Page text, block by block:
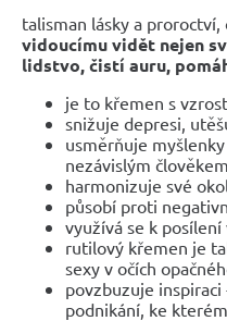
talisman lásky a
vidoucímu vidět nejen
lidstvo,čistí auru,
je to křemen s
snižuje depresi,
usměrňuje
nezávislým člověkem
harmonizuje své
působí proti
využívá se k
rutilový křemen je
sexy v očích
povzbuzuje
podnikání, ke